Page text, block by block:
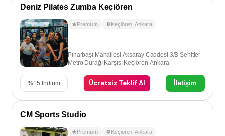
Deniz Pilates Zumba Keçiören
Premium Keçiören ,Ankara
Pınarbaşı Mahallesi Aksaray Caddesi 3/B Şehitler
Metro Durağı Karşısı Keçiören-Ankara
%15 İndirim Ücretsiz Teklif Al İletişim
CM Sports Studio
Premium Keçiören ,Ankara